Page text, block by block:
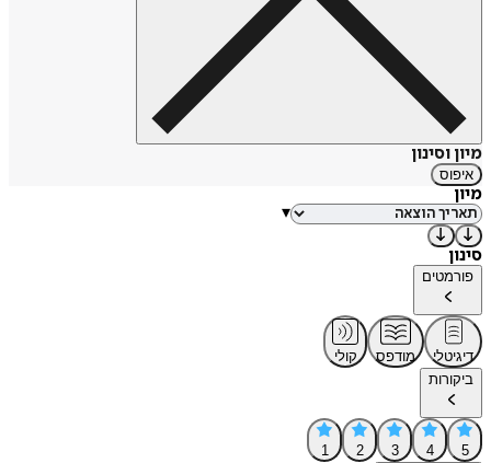
מיון וסינון
איפוס
מיון
▾
סינון
פורמטים
דיגיטלי מודפס
קולי
ביקורות
5
4
3
2
1